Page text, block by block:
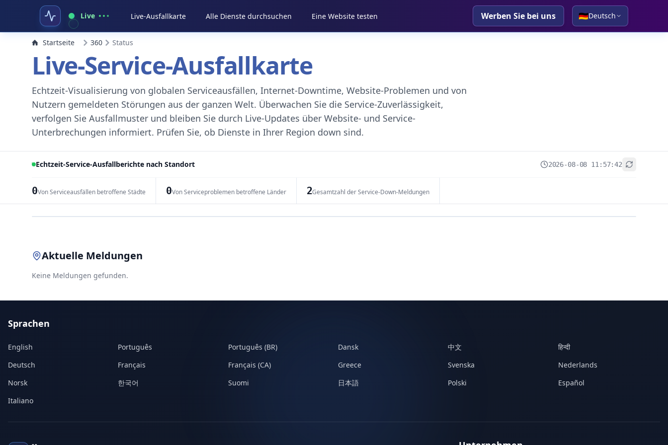
Live Live-Ausfallkarte Alle Dienste durchsuchen Eine Website testen Werben Sie bei uns 🇩🇪Deutsch
Startseite 360 Status
Live-Service-Ausfallkarte
Echtzeit-Visualisierung von globalen Serviceausfällen, Internet-Downtime, Website-Problemen und von
Nutzern gemeldeten Störungen aus der ganzen Welt. Überwachen Sie die Service-Zuverlässigkeit,
verfolgen Sie Ausfallmuster und bleiben Sie durch Live-Updates über Website- und Service-
Unterbrechungen informiert. Prüfen Sie, ob Dienste in Ihrer Region down sind.
Echtzeit-Service-Ausfallberichte nach Standort 2026-08-08 11:57:42
0Von Serviceausfällen betroffene Städte 0Von Serviceproblemen betroffene Länder 2Gesamtzahl der Service-Down-Meldungen
Aktuelle Meldungen
Keine Meldungen gefunden.
Sprachen
English Português Português (BR) Dansk 中文
हिन्दी
Deutsch
Français Français (CA) Greece Svenska
Nederlands
Norsk
한국어 Suomi 日本語 Polski
Español
Italiano